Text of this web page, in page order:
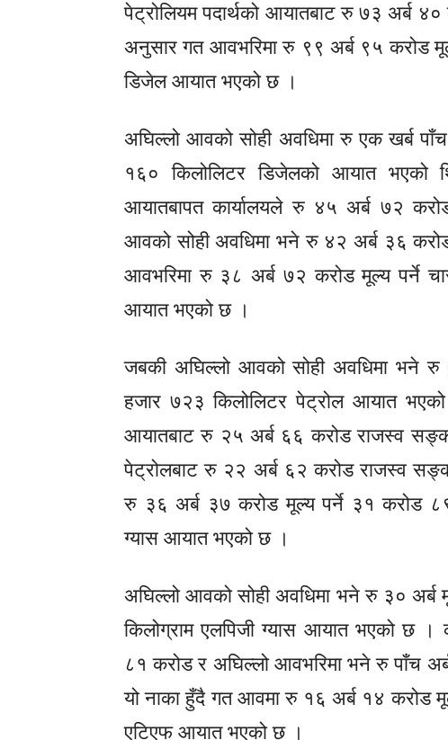
पेट्रोलियम पदार्थको आयातबाट रु ७३ अर्ब
अनुसार गत आवभरिमा रु ९९ अर्ब ९५ करोड
डिजेल आयात भएको छ ।
अघिल्लो आवको सोही अवधिमा रु एक खर्ब
१६० किलोलिटर डिजेलको आयात भएको
आयातबापत कार्यालयले रु ४५ अर्ब ७२
आवको सोही अवधिमा भने रु ४२ अर्ब ३६
आवभरिमा रु ३८ अर्ब ७२ करोड मूल्य पर्ने
आयात भएको छ ।
जबकी अघिल्लो आवको सोही अवधिमा भने
हजार ७२३ किलोलिटर पेट्रोल आयात
आयातबाट रु २५ अर्ब ६६ करोड राजस्व
पेट्रोलबाट रु २२ अर्ब ६२ करोड राजस्व
रु ३६ अर्ब ३७ करोड मूल्य पर्ने ३१ करोड
ग्यास आयात भएको छ ।
अघिल्लो आवको सोही अवधिमा भने रु ३० अर्ब
किलोग्राम एलपिजी ग्यास आयात भएको छ ।
८१ करोड र अघिल्लो आवभरिमा भने रु पाँच
यो नाका हुँदै गत आवमा रु १६ अर्ब १४ करोड
एटिएफ आयात भएको छ ।